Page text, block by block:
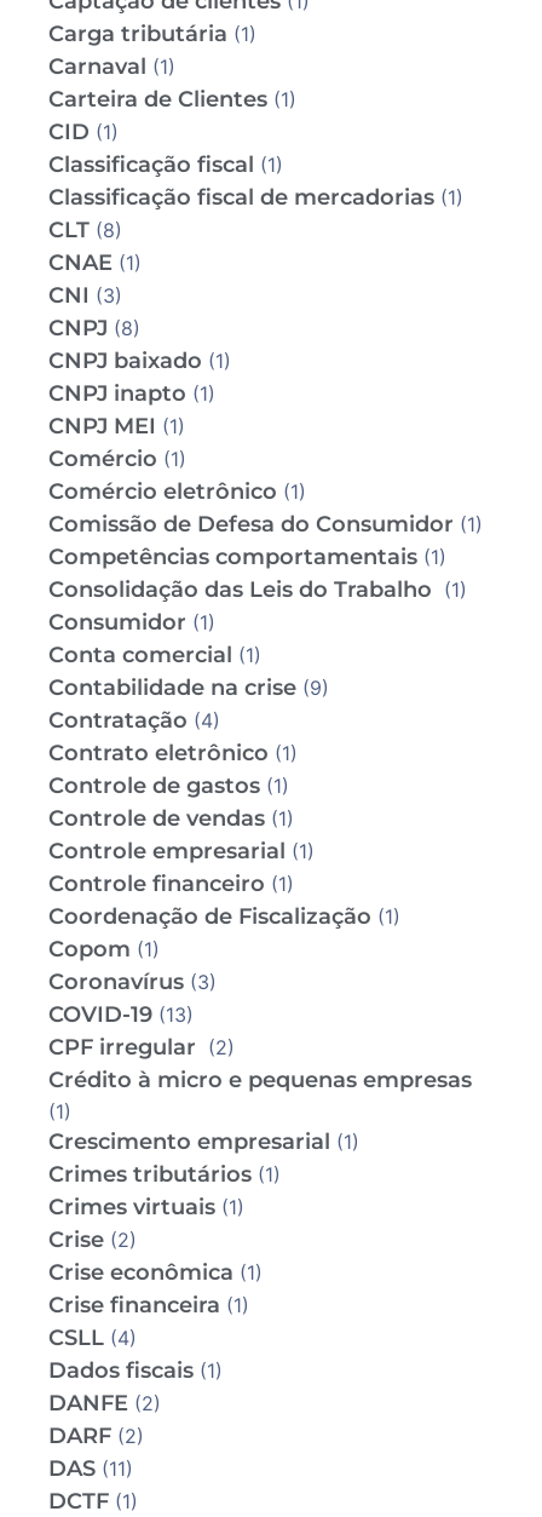
Carga tributária (1)
Carnaval (1)
Carteira de Clientes (1)
CID (1)
Classificação fiscal (1)
Classificação fiscal de mercadorias (1)
CLT (8)
CNAE (1)
CNI (3)
CNPJ (8)
CNPJ baixado (1)
CNPJ inapto (1)
CNPJ MEI (1)
Comércio (1)
Comércio eletrônico (1)
Comissão de Defesa do Consumidor (1)
Competências comportamentais (1)
Consolidação das Leis do Trabalho (1)
Consumidor (1)
Conta comercial (1)
Contabilidade na crise (9)
Contratação (4)
Contrato eletrônico (1)
Controle de gastos (1)
Controle de vendas (1)
Controle empresarial (1)
Controle financeiro (1)
Coordenação de Fiscalização (1)
Copom (1)
Coronavírus (3)
COVID-19 (13)
CPF irregular (2)
Crédito à micro e pequenas empresas
(1)
Crescimento empresarial (1)
Crimes tributários (1)
Crimes virtuais (1)
Crise (2)
Crise econômica (1)
Crise financeira (1)
CSLL (4)
Dados fiscais (1)
DANFE (2)
DARF (2)
DAS (11)
DCTF (1)